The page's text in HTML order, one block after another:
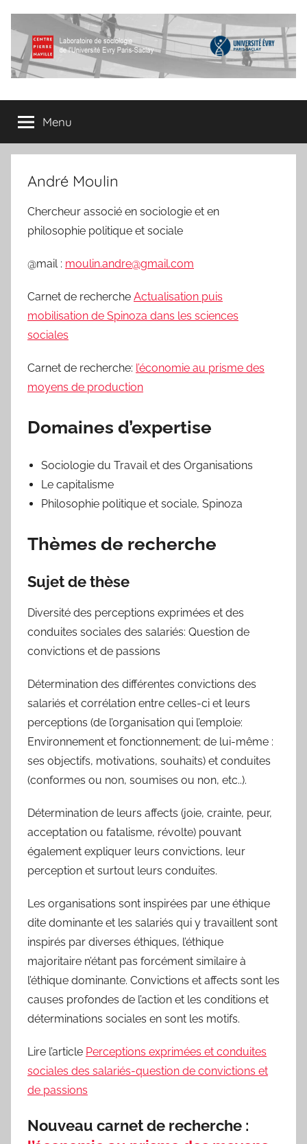
au
contenu
Centre
Pierre
Naville
sociologie
de
l'Université
Saclay
Menu
André Moulin
Chercheur associé en sociologie et en
philosophie politique et sociale
@mail : moulin.andre@gmail.com
Carnet de recherche Actualisation puis
mobilisation de Spinoza dans les sciences
sociales
Carnet de recherche: l’économie au prisme des
moyens de production
Domaines d’expertise
Sociologie du Travail et des Organisations
Le capitalisme
Philosophie politique et sociale, Spinoza
Thèmes de recherche
Sujet de thèse
Diversité des perceptions exprimées et des
conduites sociales des salariés: Question de
convictions et de passions
Détermination des différentes convictions des
salariés et corrélation entre celles-ci et leurs
perceptions (de l’organisation qui l’emploie:
Environnement et fonctionnement; de lui-même :
ses objectifs, motivations, souhaits) et conduites
(conformes ou non, soumises ou non, etc..).
Détermination de leurs affects (joie, crainte, peur,
acceptation ou fatalisme, révolte) pouvant
également expliquer leurs convictions, leur
perception et surtout leurs conduites.
Les organisations sont inspirées par une éthique
dite dominante et les salariés qui y travaillent sont
inspirés par diverses éthiques, l’éthique
majoritaire n’étant pas forcément similaire à
l’éthique dominante. Convictions et affects sont les
causes profondes de l’action et les conditions et
déterminations sociales en sont les motifs.
Lire l’article Perceptions exprimées et conduites
sociales des salariés-question de convictions et
de passions
Nouveau carnet de recherche :